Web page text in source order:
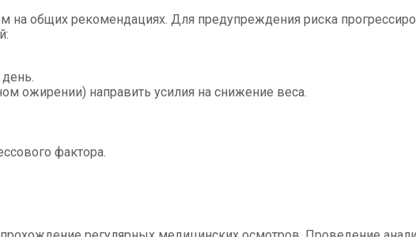
общих рекомендациях. Для предупреждения риска
ожирении) направить усилия на снижение веса.
фактора.